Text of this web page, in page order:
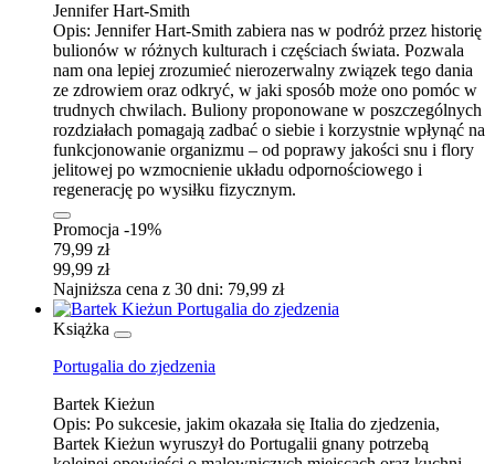
Jennifer Hart-Smith
Opis: Jennifer Hart-Smith zabiera nas w podróż przez historię
bulionów w różnych kulturach i częściach świata. Pozwala
nam ona lepiej zrozumieć nierozerwalny związek tego dania
ze zdrowiem oraz odkryć, w jaki sposób może ono pomóc w
trudnych chwilach. Buliony proponowane w poszczególnych
rozdziałach pomagają zadbać o siebie i korzystnie wpłynąć na
funkcjonowanie organizmu – od poprawy jakości snu i flory
jelitowej po wzmocnienie układu odpornościowego i
regenerację po wysiłku fizycznym.
Promocja -19%
79,99 zł
99,99 zł
Najniższa cena z 30 dni: 79,99 zł
Książka
Portugalia do zjedzenia
Bartek Kieżun
Opis: Po sukcesie, jakim okazała się Italia do zjedzenia,
Bartek Kieżun wyruszył do Portugalii gnany potrzebą